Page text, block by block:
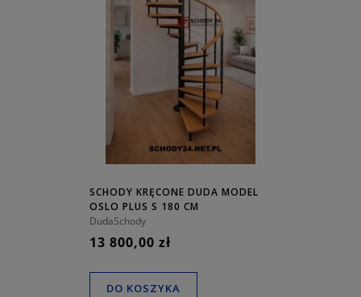
SCHODY KRĘCONE DUDA MODEL
OSLO PLUS S 180 CM
DudaSchody
13 800,00 zł
DO KOSZYKA